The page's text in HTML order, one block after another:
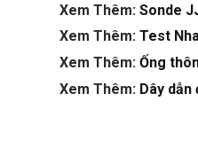
Xem Thêm: Sonde
Xem Thêm: Test
Xem Thêm: Ống
Xem Thêm: Dây